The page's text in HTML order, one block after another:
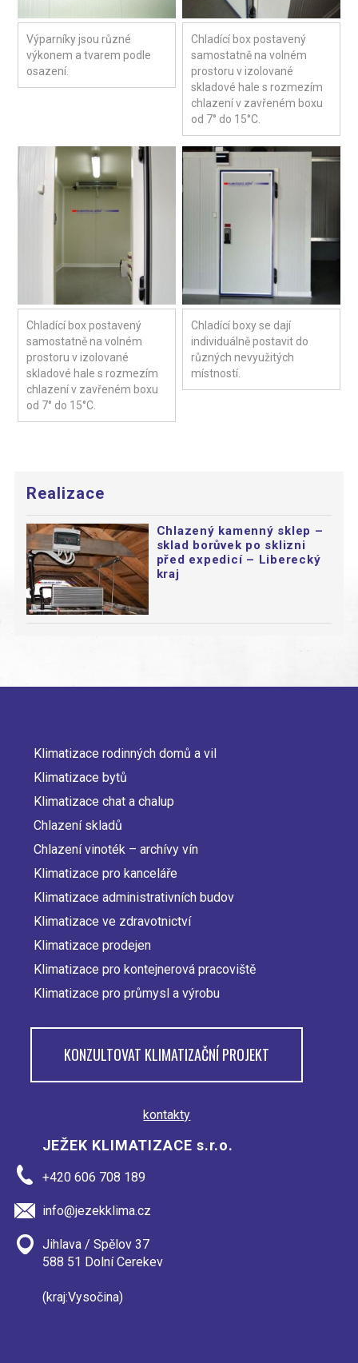
Výparníky jsou různé
výkonem a tvarem podle
osazení.
Chladící box postavený
samostatně na volném
prostoru v izolované
skladové hale s rozmezím
chlazení v zavřeném boxu
od 7° do 15°C.
Chladící box postavený
samostatně na volném
prostoru v izolované
skladové hale s rozmezím
chlazení v zavřeném boxu
od 7° do 15°C.
Chladící boxy se dají
individuálně postavit do
různých nevyužitých
místností.
Realizace
Chlazený kamenný sklep –
sklad borůvek po sklizni
před expedicí – Liberecký
kraj
Main
navigation
Klimatizace rodinných domů a vil
Klimatizace bytů
Klimatizace chat a chalup
Chlazení skladů
Chlazení vinoték – archívy vín
Klimatizace pro kanceláře
Klimatizace administrativních budov
Klimatizace ve zdravotnictví
Klimatizace prodejen
Klimatizace pro kontejnerová pracoviště
Klimatizace pro průmysl a výrobu
KONZULTOVAT KLIMATIZAČNÍ PROJEKT
kontakty
JEŽEK KLIMATIZACE s.r.o.
+420 606 708 189
info@jezekklima.cz
Jihlava / Spělov 37
588 51 Dolní Cerekev
(kraj:Vysočina)